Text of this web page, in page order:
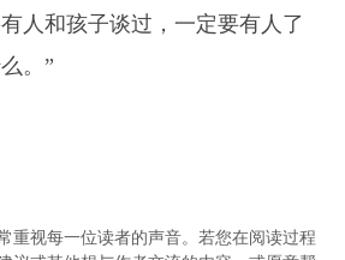
人和孩子谈过，一定要有人了
。”
重视每一位读者的声音。若您在阅读过程